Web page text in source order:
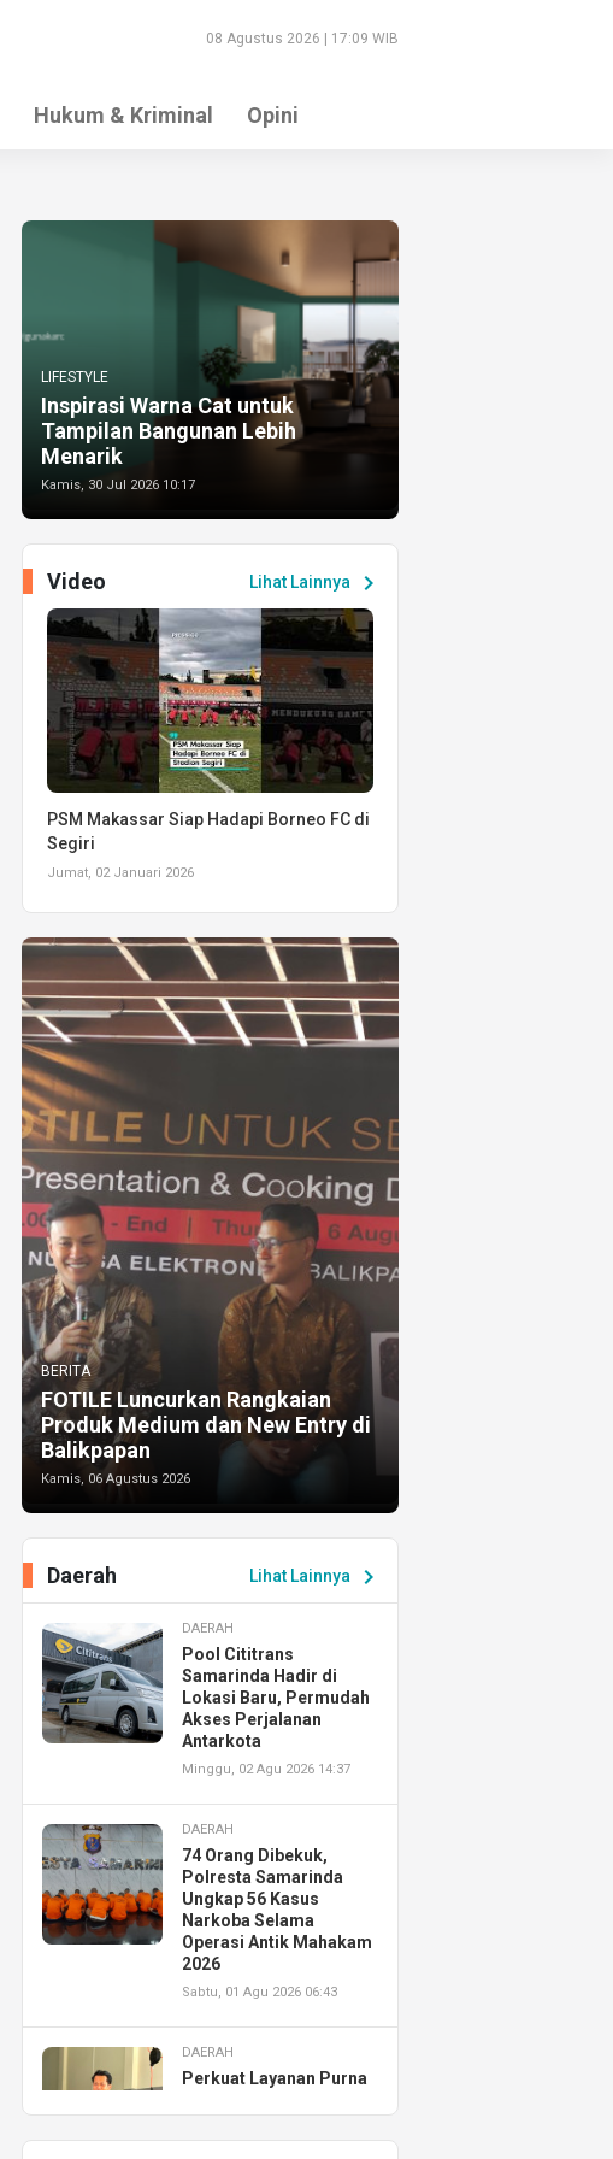
08 Agustus 2026 | 17:09 WIB
Hukum & Kriminal Opini
LIFESTYLE
Inspirasi Warna Cat untuk
Tampilan Bangunan Lebih
Menarik
Kamis, 30 Jul 2026 10:17
Lihat Lainnya chevron_right
Video
PSM Makassar Siap Hadapi Borneo FC di
Segiri
Jumat, 02 Januari 2026
BERITA
FOTILE Luncurkan Rangkaian
Produk Medium dan New Entry di
Balikpapan
Kamis, 06 Agustus 2026
Lihat Lainnya chevron_right
Daerah
DAERAH
Pool Cititrans
Samarinda Hadir di
Lokasi Baru, Permudah
Akses Perjalanan
Antarkota
Minggu, 02 Agu 2026 14:37
DAERAH
74 Orang Dibekuk,
Polresta Samarinda
Ungkap 56 Kasus
Narkoba Selama
Operasi Antik Mahakam
2026
Sabtu, 01 Agu 2026 06:43
DAERAH
Perkuat Layanan Purna
Resmikan AHASS